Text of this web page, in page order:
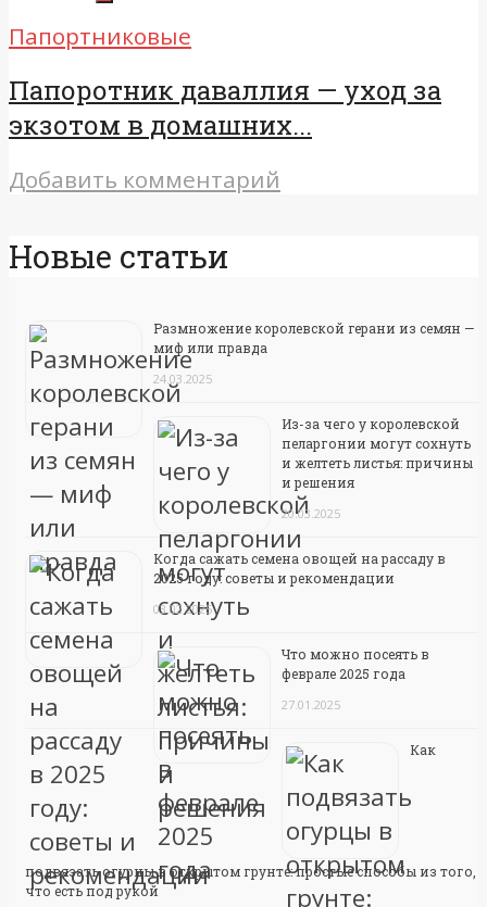
Папортниковые
Папоротник даваллия — уход за
экзотом в домашних...
Добавить комментарий
Новые статьи
Размножение королевской герани из семян —
миф или правда
24.03.2025
Из-за чего у королевской
пеларгонии могут сохнуть
и желтеть листья: причины
и решения
20.03.2025
Когда сажать семена овощей на рассаду в
2025 году: советы и рекомендации
03.02.2025
Что можно посеять в
феврале 2025 года
27.01.2025
Как
подвязать огурцы в открытом грунте: простые способы из того,
что есть под рукой